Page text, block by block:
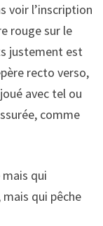
voir l’inscription
rouge sur le
justement est
recto verso,
avec tel ou
comme
qui
qui pêche